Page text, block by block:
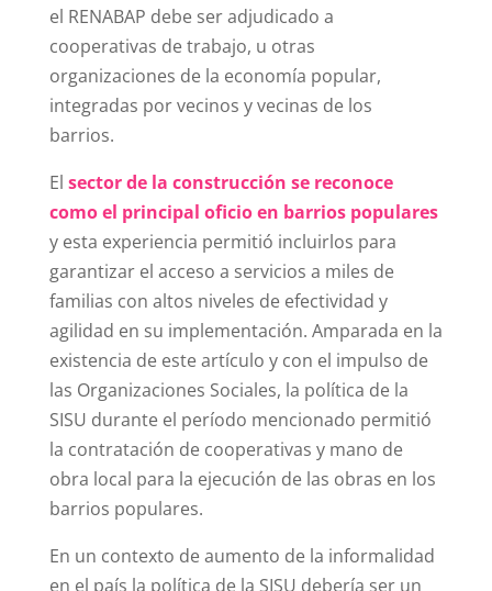
el RENABAP debe ser adjudicado a
cooperativas de trabajo, u otras
organizaciones de la economía popular,
integradas por vecinos y vecinas de los
barrios.
El sector de la construcción se reconoce
como el principal oficio en barrios populares
y esta experiencia permitió incluirlos para
garantizar el acceso a servicios a miles de
familias con altos niveles de efectividad y
agilidad en su implementación. Amparada en la
existencia de este artículo y con el impulso de
las Organizaciones Sociales, la política de la
SISU durante el período mencionado permitió
la contratación de cooperativas y mano de
obra local para la ejecución de las obras en los
barrios populares.
En un contexto de aumento de la informalidad
en el país la política de la SISU debería ser un